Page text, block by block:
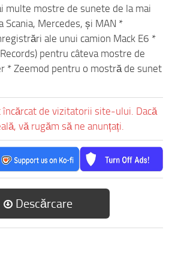
multe mostre de sunete de la mai
Scania, Mercedes, și MAN *
ale unui camion Mack E6 *
pentru câteva mostre de
* Zeemod pentru o mostră de sunet
de vizitatorii site-ului. Dacă
vă rugăm să ne anunțați.
Descărcare